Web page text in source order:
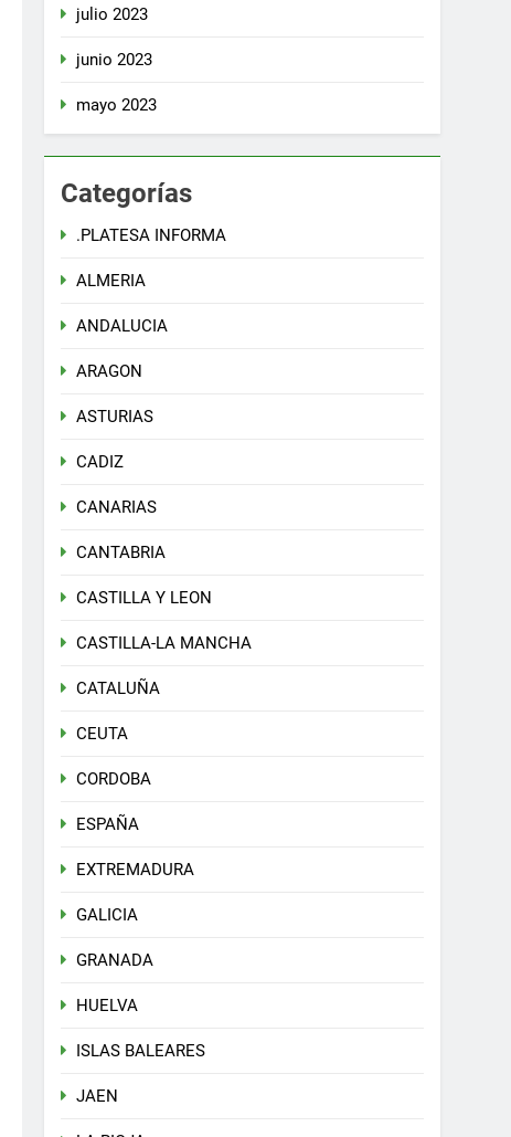
julio 2023
junio 2023
mayo 2023
Categorías
.PLATESA INFORMA
ALMERIA
ANDALUCIA
ARAGON
ASTURIAS
CADIZ
CANARIAS
CANTABRIA
CASTILLA Y LEON
CASTILLA-LA MANCHA
CATALUÑA
CEUTA
CORDOBA
ESPAÑA
EXTREMADURA
GALICIA
GRANADA
HUELVA
ISLAS BALEARES
JAEN